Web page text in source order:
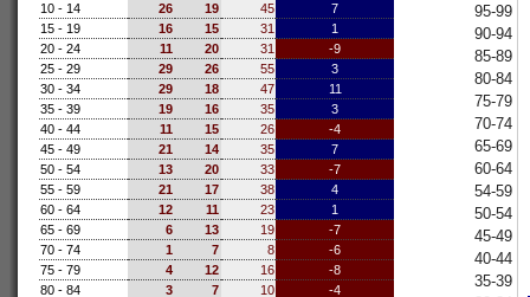
10 - 14
26 19 45
7
15 - 19
16 15 31
1
20 - 24
11 20 31
-9
25 - 29
29 26 55
3
30 - 34
29 18 47
11
35 - 39
19 16 35
3
40 - 44
11 15 26
-4
45 - 49
21 14 35
7
50 - 54
13 20 33
-7
55 - 59
21 17 38
4
60 - 64
12 11 23
1
65 - 69
6 13 19
-7
70 - 74
1 7 8
-6
75 - 79
4 12 16
-8
80 - 84
3 7 10
-4
95-99
90-94
85-89
80-84
75-79
70-74
65-69
60-64
54-59
50-54
45-49
40-44
35-39